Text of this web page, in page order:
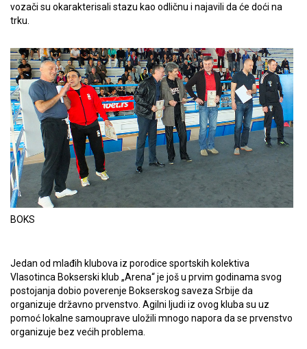
vozači su okarakterisali stazu kao odličnu i najavili da će doći na
trku.
BOKS
Jedan od mlađih klubova iz porodice sportskih kolektiva
Vlasotinca Bokserski klub „Arena“ je još u prvim godinama svog
postojanja dobio poverenje Bokserskog saveza Srbije da
organizuje državno prvenstvo. Agilni ljudi iz ovog kluba su uz
pomoć lokalne samouprave uložili mnogo napora da se prvenstvo
organizuje bez većih problema.